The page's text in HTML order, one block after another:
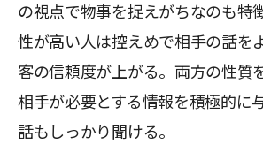
の視点で物事を捉えがちなのも特
性が高い人は控えめで相手の話を
客の信頼度が上がる。両方の性質
相手が必要とする情報を積極的に
話もしっかり聞ける。